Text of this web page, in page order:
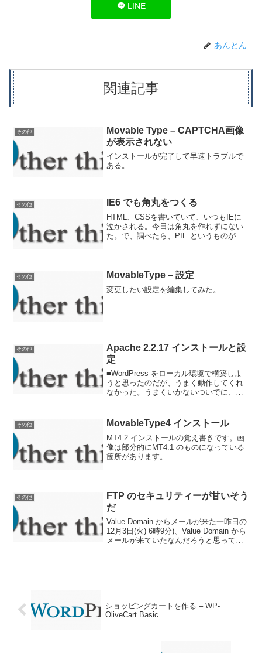
LINE
あんとん
関連記事
その他
Movable Type – CAPTCHA画像
が表示されない
インストールが完了して早速トラブルで
ある。
その他 IE6 でも角丸をつくる
HTML、CSSを書いていて、いつもIEに
泣かされる。今日は角丸を作れずにない
た。で、調べたら、PIE というものがあ
その他 MovableType – 設定
変更したい設定を編集してみた。
その他
Apache 2.2.17 インストールと設
定
■WordPress をローカル環境で構築しよ
うと思ったのだが、うまく動作してくれ
なかった。うまくいかないついでに、
た。)ダウンロードから設...
その他 MovableType4 インストール
MT4.2 インストールの覚え書きです。画
像は部分的にMT4.1 のものになっている
箇所があります。
その他
FTP のセキュリティーが甘いそう
だ
Value Domain からメールが来た一昨日の
12月3日(火) 6時9分)、Value Domain から
メールが来ていたなんだろうと思って見
ショッピングカートを作る – WP-
OliveCart Basic